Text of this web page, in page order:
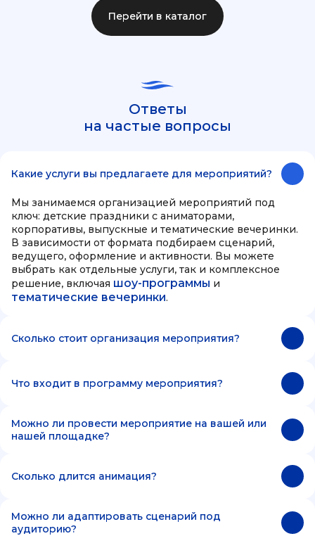
Перейти в каталог
Ответы
на частые вопросы
Какие услуги вы предлагаете для мероприятий?
Мы занимаемся организацией мероприятий под
ключ: детские праздники с аниматорами,
корпоративы, выпускные и тематические вечеринки.
В зависимости от формата подбираем сценарий,
ведущего, оформление и активности. Вы можете
выбрать как отдельные услуги, так и комплексное
решение, включая шоу-программы и
тематические вечеринки.
Сколько стоит организация мероприятия?
Что входит в программу мероприятия?
Можно ли провести мероприятие на вашей или
нашей площадке?
Сколько длится анимация?
Можно ли адаптировать сценарий под
аудиторию?